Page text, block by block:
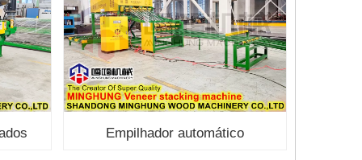
Empilhador automático